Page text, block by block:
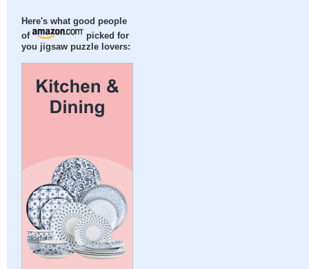
Here's what good people
of
picked for
you jigsaw puzzle lovers: